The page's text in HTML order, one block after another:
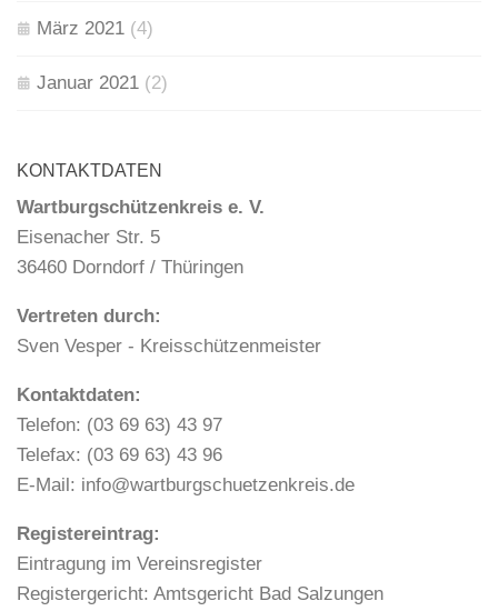
März 2021 (4)
Januar 2021 (2)
KONTAKTDATEN
Wartburgschützenkreis e. V.
Eisenacher Str. 5
36460 Dorndorf / Thüringen
Vertreten durch:
Sven Vesper - Kreisschützenmeister
Kontaktdaten:
Telefon: (03 69 63) 43 97
Telefax: (03 69 63) 43 96
E-Mail: info@wartburgschuetzenkreis.de
Registereintrag:
Eintragung im Vereinsregister
Registergericht: Amtsgericht Bad Salzungen